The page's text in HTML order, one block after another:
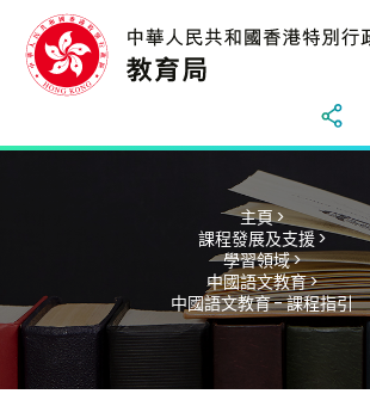
主頁 >
課程發展及支援 >
學習領域 >
中國語文教育 >
中國語文教育 - 課程指引